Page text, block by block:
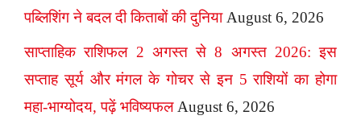
पब्लिशिंग ने बदल दी किताबों की दुनिया August 6, 2026
साप्ताहिक राशिफल 2 अगस्त से 8 अगस्त 2026: इस
सप्ताह सूर्य और मंगल के गोचर से इन 5 राशियों का होगा
महा-भाग्योदय, पढ़ें भविष्यफल August 6, 2026